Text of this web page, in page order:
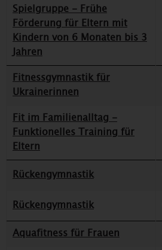
Spielgruppe - Frühe
Förderung für Eltern mit
Kindern von 6 Monaten bis 3
Jahren
Fitnessgymnastik für
Ukrainerinnen
Fit im Familienalltag -
Funktionelles Training für
Eltern
Rückengymnastik
Rückengymnastik
Aquafitness für Frauen